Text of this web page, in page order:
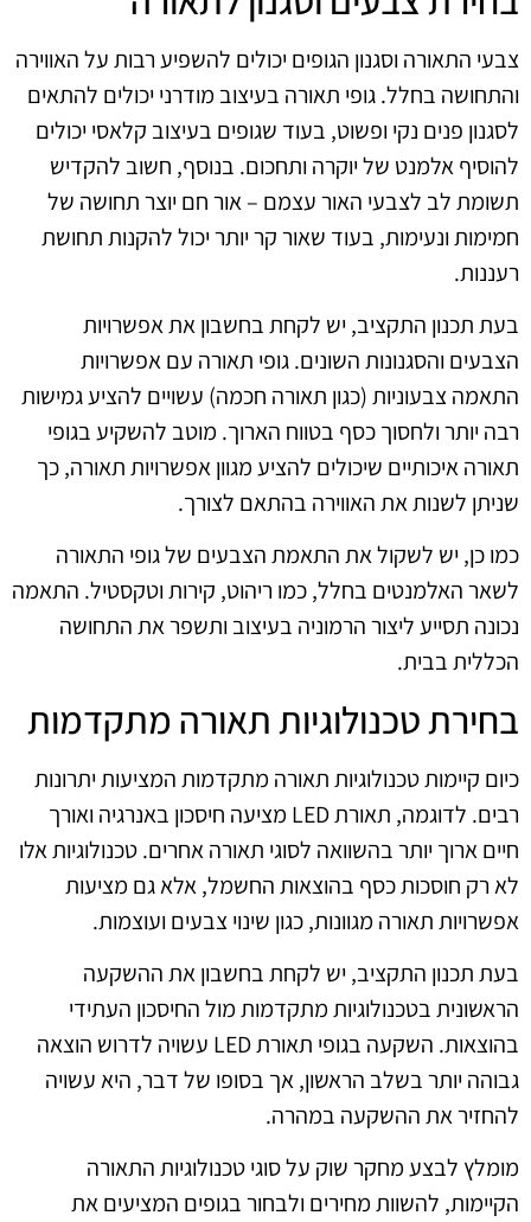
צבעי התאורה וסגנון הגופים יכולים להשפיע רבות על האווירה
והתחושה בחלל. גופי תאורה בעיצוב מודרני יכולים להתאים
לסגנון פנים נקי ופשוט, בעוד שגופים בעיצוב קלאסי יכולים
להוסיף אלמנט של יוקרה ותחכום. בנוסף, חשוב להקדיש
תשומת לב לצבעי האור עצמם – אור חם יוצר תחושה של
חמימות ונעימות, בעוד שאור קר יותר יכול להקנות תחושת
רעננות.
בעת תכנון התקציב, יש לקחת בחשבון את אפשרויות
הצבעים והסגנונות השונים. גופי תאורה עם אפשרויות
התאמה צבעוניות (כגון תאורה חכמה) עשויים להציע גמישות
רבה יותר ולחסוך כסף בטווח הארוך. מוטב להשקיע בגופי
תאורה איכותיים שיכולים להציע מגוון אפשרויות תאורה, כך
שניתן לשנות את האווירה בהתאם לצורך.
כמו כן, יש לשקול את התאמת הצבעים של גופי התאורה
לשאר האלמנטים בחלל, כמו ריהוט, קירות וטקסטיל. התאמה
נכונה תסייע ליצור הרמוניה בעיצוב ותשפר את התחושה
הכללית בבית.
בחירת טכנולוגיות תאורה מתקדמות
כיום קיימות טכנולוגיות תאורה מתקדמות המציעות יתרונות
רבים. לדוגמה, תאורת LED מציעה חיסכון באנרגיה ואורך
חיים ארוך יותר בהשוואה לסוגי תאורה אחרים. טכנולוגיות אלו
לא רק חוסכות כסף בהוצאות החשמל, אלא גם מציעות
אפשרויות תאורה מגוונות, כגון שינוי צבעים ועוצמות.
בעת תכנון התקציב, יש לקחת בחשבון את ההשקעה
הראשונית בטכנולוגיות מתקדמות מול החיסכון העתידי
בהוצאות. השקעה בגופי תאורת LED עשויה לדרוש הוצאה
גבוהה יותר בשלב הראשון, אך בסופו של דבר, היא עשויה
להחזיר את ההשקעה במהרה.
מומלץ לבצע מחקר שוק על סוגי טכנולוגיות התאורה
הקיימות, להשוות מחירים ולבחור בגופים המציעים את